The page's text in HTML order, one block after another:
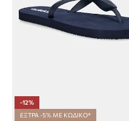
-12%
ΕΞΤΡΑ -5% ΜΕ ΚΩΔΙΚΟ*